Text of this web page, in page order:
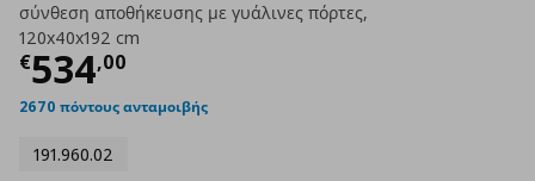
σύνθεση αποθήκευσης με γυάλινες πόρτες,
120x40x192 cm
€534,00
Τρέχουσα τιμή
2670 πόντους ανταμοιβής
191.960.02